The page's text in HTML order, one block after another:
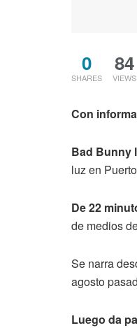
0
SHARES
84
VIEWS
Con
Bad Bunny
luz en
De 22
de medios
Se narra
agosto
Luego da